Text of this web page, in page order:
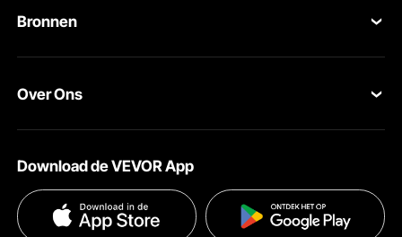
Retourneren en vervangingen
Hulp en veelgestelde vragen
Bronnen
Pro-ledenprogramma
Over Ons
Voorwaarden van de dienst
Privacybeleid
Download de VEVOR App